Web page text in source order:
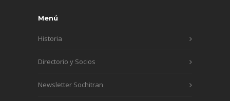
Menú
Historia
Directorio y Socios
Newsletter Sochitran